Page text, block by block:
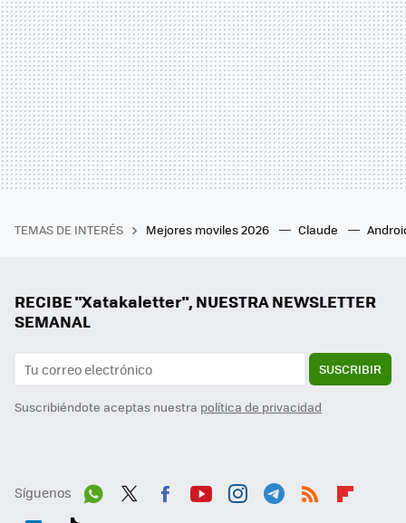
TEMAS DE INTERÉS Mejores moviles 2026 Claude
RECIBE "Xatakaletter", NUESTRA NEWSLETTER
SEMANAL
SUSCRIBIR
Suscribiéndote aceptas nuestra política de privacidad
Síguenos